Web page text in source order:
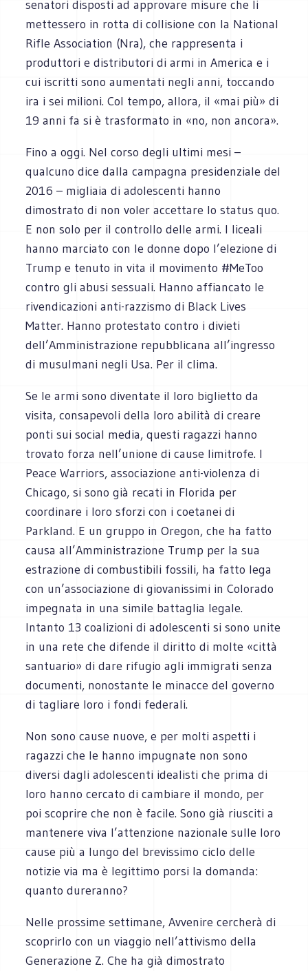
senatori disposti ad approvare misure che li
mettessero in rotta di collisione con la National
Rifle Association (Nra), che rappresenta i
produttori e distributori di armi in America e i
cui iscritti sono aumentati negli anni, toccando
ira i sei milioni. Col tempo, allora, il «mai più» di
19 anni fa si è trasformato in «no, non ancora».
Fino a oggi. Nel corso degli ultimi mesi –
qualcuno dice dalla campagna presidenziale del
2016 – migliaia di adolescenti hanno
dimostrato di non voler accettare lo status quo.
E non solo per il controllo delle armi. I liceali
hanno marciato con le donne dopo l’elezione di
Trump e tenuto in vita il movimento #MeToo
contro gli abusi sessuali. Hanno affiancato le
rivendicazioni anti-razzismo di Black Lives
Matter. Hanno protestato contro i divieti
dell’Amministrazione repubblicana all’ingresso
di musulmani negli Usa. Per il clima.
Se le armi sono diventate il loro biglietto da
visita, consapevoli della loro abilità di creare
ponti sui social media, questi ragazzi hanno
trovato forza nell’unione di cause limitrofe. I
Peace Warriors, associazione anti-violenza di
Chicago, si sono già recati in Florida per
coordinare i loro sforzi con i coetanei di
Parkland. E un gruppo in Oregon, che ha fatto
causa all’Amministrazione Trump per la sua
estrazione di combustibili fossili, ha fatto lega
con un’associazione di giovanissimi in Colorado
impegnata in una simile battaglia legale.
Intanto 13 coalizioni di adolescenti si sono unite
in una rete che difende il diritto di molte «città
santuario» di dare rifugio agli immigrati senza
documenti, nonostante le minacce del governo
di tagliare loro i fondi federali.
Non sono cause nuove, e per molti aspetti i
ragazzi che le hanno impugnate non sono
diversi dagli adolescenti idealisti che prima di
loro hanno cercato di cambiare il mondo, per
poi scoprire che non è facile. Sono già riusciti a
mantenere viva l’attenzione nazionale sulle loro
cause più a lungo del brevissimo ciclo delle
notizie via ma è legittimo porsi la domanda:
quanto dureranno?
Nelle prossime settimane, Avvenire cercherà di
scoprirlo con un viaggio nell’attivismo della
Generazione Z. Che ha già dimostrato